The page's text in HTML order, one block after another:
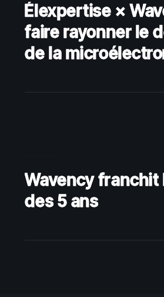
Élexpertise ×
faire rayonner le
de la
Wavency franchit
des 5 ans